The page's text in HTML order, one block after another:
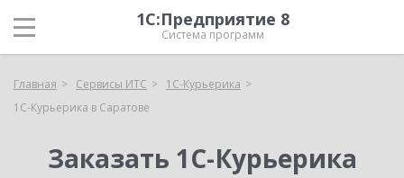
1С:Предприятие 8
Система программ
Главная Сервисы ИТС
1С-Курьерика
1С-Курьерика в Саратове
Заказать 1С-Курьерика